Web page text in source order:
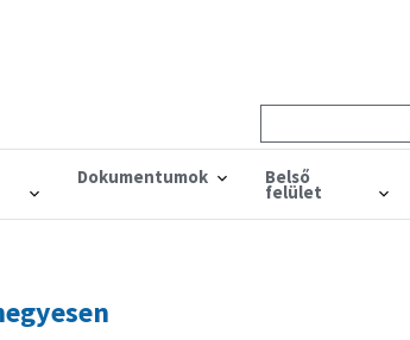
Dokumentumok Belső
felület